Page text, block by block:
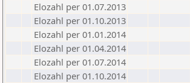
Elozahl per 01.07.2013
Elozahl per 01.10.2013
Elozahl per 01.01.2014
Elozahl per 01.04.2014
Elozahl per 01.07.2014
Elozahl per 01.10.2014